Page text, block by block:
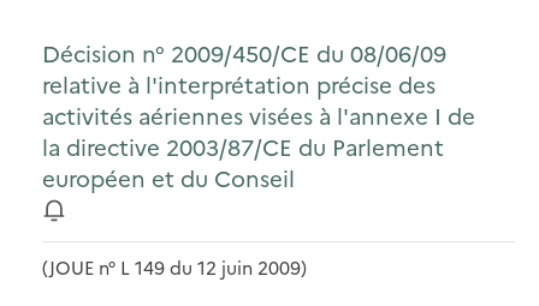
Décision n° 2009/450/CE du 08/06/09
relative à l'interprétation précise des
activités aériennes visées à l'annexe I de
la directive 2003/87/CE du Parlement
européen et du Conseil
(JOUE n° L 149 du 12 juin 2009)